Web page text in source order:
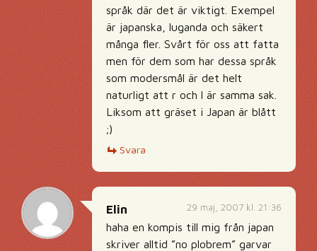
språk där det är viktigt. Exempel
är japanska, luganda och säkert
många fler. Svårt för oss att fatta
men för dem som har dessa språk
som modersmål är det helt
naturligt att r och l är samma sak.
Liksom att gräset i Japan är blått
;)
Svara
29 maj, 2007 kl. 21:36
Elin
haha en kompis till mig från japan
skriver alltid ”no plobrem” garvar